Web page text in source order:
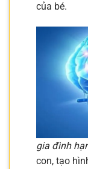
của bé.
gia đình
con, tạo